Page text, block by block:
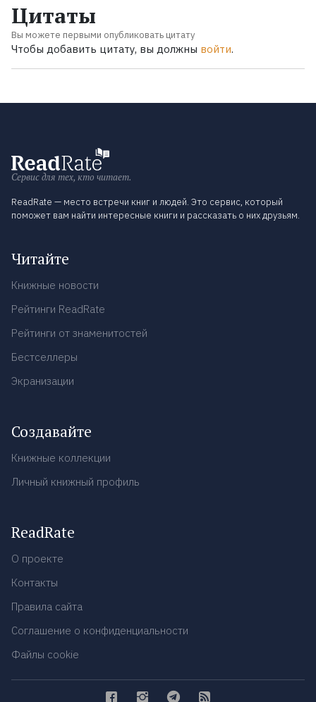
Цитаты
Вы можете первыми опубликовать цитату
Чтобы добавить цитату, вы должны войти.
Сервис для тех, кто читает.
ReadRate — место встречи книг и людей. Это сервис, который
поможет вам найти интересные книги и рассказать о них друзьям.
Читайте
Книжные новости
Рейтинги ReadRate
Рейтинги от знаменитостей
Бестселлеры
Экранизации
Создавайте
Книжные коллекции
Личный книжный профиль
ReadRate
О проекте
Контакты
Правила сайта
Соглашение о конфиденциальности
Файлы cookie